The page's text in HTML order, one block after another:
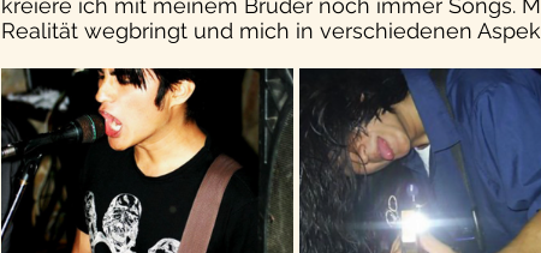
Realität wegbringt und mich in verschiedenen